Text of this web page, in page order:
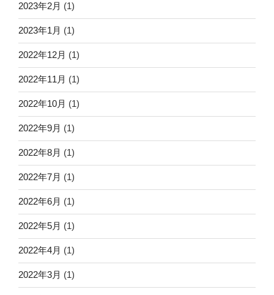
2023年2月 (1)
2023年1月 (1)
2022年12月 (1)
2022年11月 (1)
2022年10月 (1)
2022年9月 (1)
2022年8月 (1)
2022年7月 (1)
2022年6月 (1)
2022年5月 (1)
2022年4月 (1)
2022年3月 (1)